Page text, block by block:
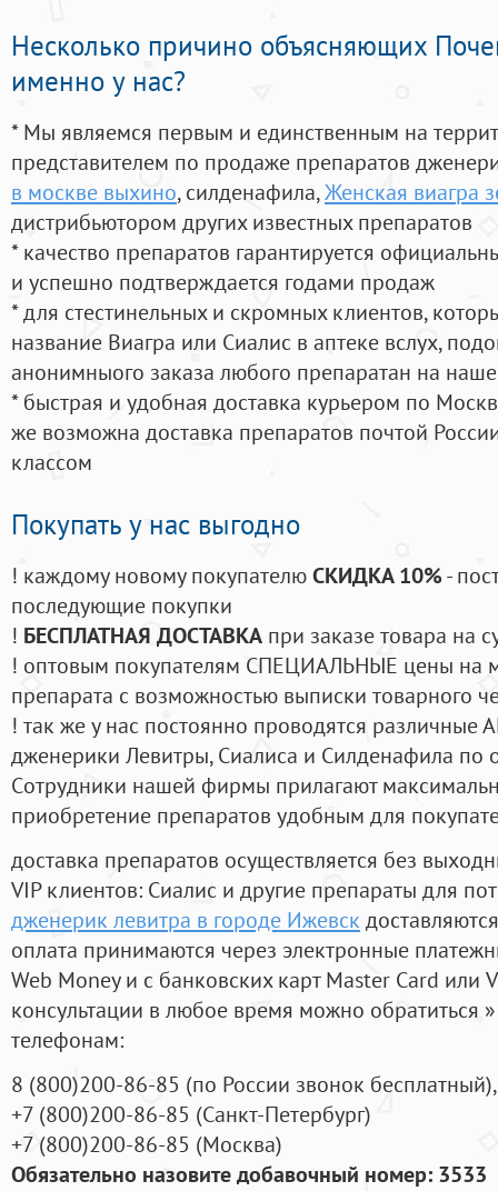
Несколько причино объясняющих
именно у нас?
* Мы являемся первым и единственным на
представителем по продаже препаратов
в москве выхино, силденафила,Женская виагра
дистрибьютором других известных препаратов
* качество препаратов гарантируется
и успешно подтверждается годами продаж
* для стестинельных и скромных клиентов,
название Виагра или Сиалис в аптеке вслух,
анонимныого заказа любого препаратан на
* быстрая и удобная доставка курьером по
же возможна доставка препаратов почтой
классом
Покупать у нас выгодно
! каждому новому покупателюСКИДКА 10%-
последующие покупки
! БЕСПЛАТНАЯ ДОСТАВКА при заказе товара на
! оптовым покупателям СПЕЦИАЛЬНЫЕ цены на
препарата с возможностью выписки товарного
! так же у нас постоянно проводятся
дженерики Левитры, Сиалиса и Силденафила по
Cотрудники нашей фирмы прилагают
приобретение препаратов удобным для
доставка препаратов осуществляется без
VIP клиентов: Сиалис и другие препараты для
дженерик левитра в городе Ижевск
оплата принимаются через электронные
Web Money и с банковских карт Master Card или
консультации в любое время можно обратиться
телефонам:
8 (800)200-86-85 (по России звонок бесплатный),
+7 (800)200-86-85 (Санкт-Петербург)
+7 (800)200-86-85 (Москва)
Обязательно назовите добавочный номер: 3533